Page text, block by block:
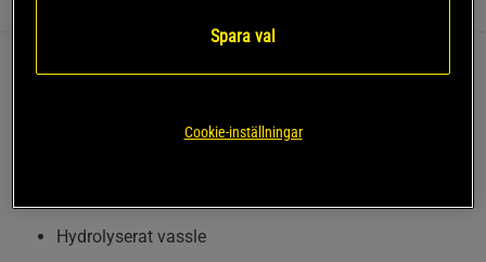
Information Recensioner(8) Näring & Ingredienser
Hydrolyserat vassle ger en klar dryck som mer påminner om
och gör sig bäst med iskallt vatten. Clear Whey från Applied
Nutrition innehåller hydrolyserat vassle som har en mycket
Hydrolyserat vassle
Spara val
Cookie-inställningar